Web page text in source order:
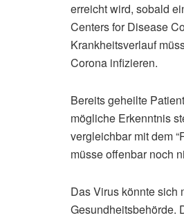
erreicht wird, sobald
Centers for Disease
Krankheitsverlauf
Corona infizieren.
Bereits geheilte
mögliche Erkenntnis
vergleichbar mit dem
müsse offenbar noch
Das Virus könnte sich
Gesundheitsbehörde.